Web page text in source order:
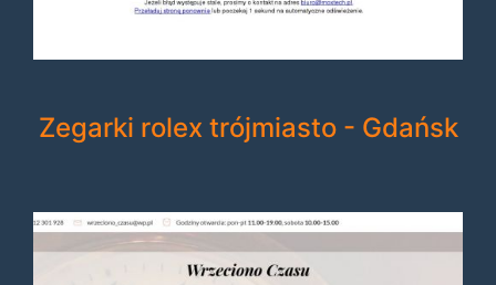
Zegarki rolex trójmiasto - Gdańsk